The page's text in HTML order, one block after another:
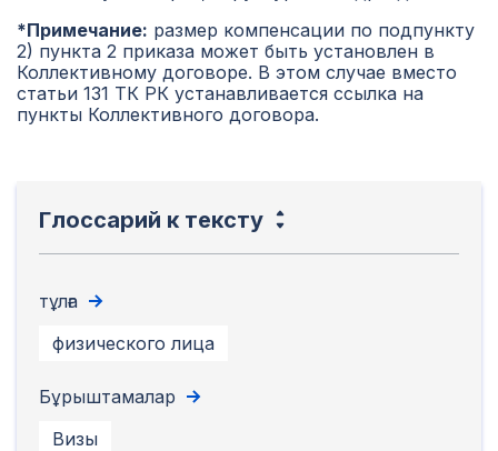
*Примечание: размер компенсации по подпункту
2) пункта 2 приказа может быть установлен в
Коллективному договоре. В этом случае вместо
статьи 131 ТК РК устанавливается ссылка на
пункты Коллективного договора.
Глоссарий к тексту
тұлға
физического лица
Бұрыштамалар
Визы